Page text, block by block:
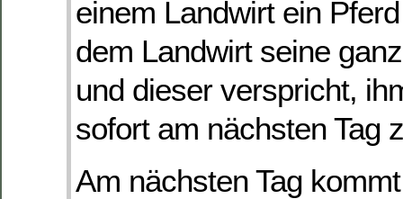
einem Landwirt ein
dem Landwirt seine
und dieser verspricht,
sofort am nächsten Tag
Am nächsten Tag